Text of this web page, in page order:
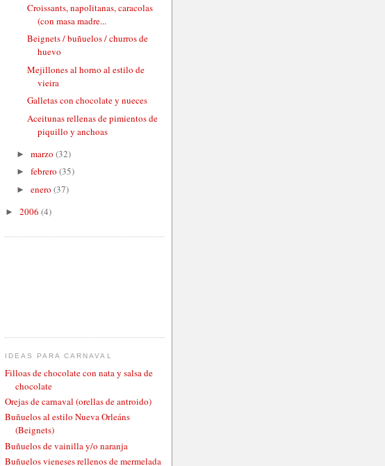
Croissants, napolitanas, caracolas
(con masa madre...
Beignets / buñuelos / churros de
huevo
Mejillones al horno al estilo de
vieira
Galletas con chocolate y nueces
Aceitunas rellenas de pimientos de
piquillo y anchoas
► marzo (32)
► febrero (35)
► enero (37)
► 2006 (4)
IDEAS PARA CARNAVAL
Filloas de chocolate con nata y salsa de
chocolate
Orejas de carnaval (orellas de antroido)
Buñuelos al estilo Nueva Orleáns
(Beignets)
Buñuelos de vainilla y/o naranja
Buñuelos vieneses rellenos de mermelada